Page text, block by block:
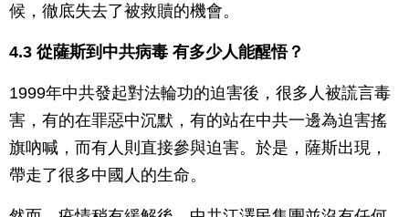
候，徹底失去了被救贖的機會。
4.3 從薩斯到中共病毒 有多少人能醒悟？
1999年中共發起對法輪功的迫害後，很多人被謊言毒
害，有的在罪惡中沉默，有的站在中共一邊為迫害搖
旗吶喊，而有人則直接參與迫害。於是，薩斯出現，
帶走了很多中國人的生命。